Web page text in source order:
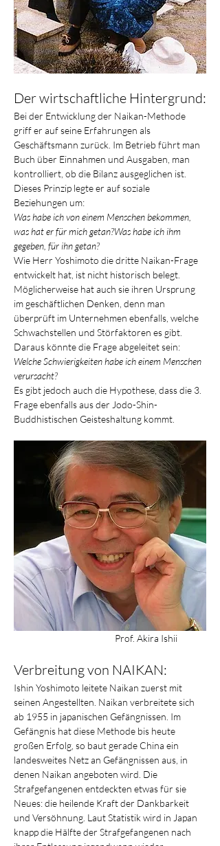
Der wirtschaftliche Hintergrund:
Bei der Entwicklung der Naikan-Methode
griff er auf seine Erfahrungen als
Geschäftsmann zurück. Im Betrieb führt man
Buch über Einnahmen und Ausgaben, man
kontrolliert, ob die Bilanz ausgeglichen ist.
Dieses Prinzip legte er auf soziale
Beziehungen um:
Was habe ich von einem Menschen bekommen,
was hat er für mich getan?Was habe ich ihm
gegeben, für ihn getan?
Wie Herr Yoshimoto die dritte Naikan-Frage
entwickelt hat, ist nicht historisch belegt.
Möglicherweise hat auch sie ihren Ursprung
im geschäftlichen Denken, denn man
überprüft im Unternehmen ebenfalls, welche
Schwachstellen und Störfaktoren es gibt.
Daraus könnte die Frage abgeleitet sein:
Welche Schwierigkeiten habe ich einem Menschen
verursacht?
Es gibt jedoch auch die Hypothese, dass die 3.
Frage ebenfalls aus der Jodo-Shin-
Buddhistischen Geisteshaltung kommt.
                                                 Prof. Akira Ishii
Verbreitung von NAIKAN:
Ishin Yoshimoto leitete Naikan zuerst mit
seinen Angestellten. Naikan verbreitete sich
ab 1955 in japanischen Gefängnissen. Im
Gefängnis hat diese Methode bis heute
großen Erfolg, so baut gerade China ein
landesweites Netz an Gefängnissen aus, in
denen Naikan angeboten wird. Die
Strafgefangenen entdeckten etwas für sie
Neues: die heilende Kraft der Dankbarkeit
und Versöhnung. Laut Statistik wird in Japan
knapp die Hälfte der Strafgefangenen nach